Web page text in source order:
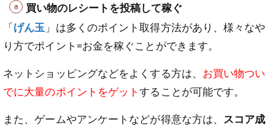
買い物のレシートを投稿して稼ぐ
「げん玉 」は多くのポイント取得方法があり、様々なや
り方でポイント=お金を稼ぐことができます。
ネットショッピングなどをよくする方は、 お買い物つい
でに大量のポイントをゲットすることが可能です。
また、ゲームやアンケートなどが得意な方は、 スコア成